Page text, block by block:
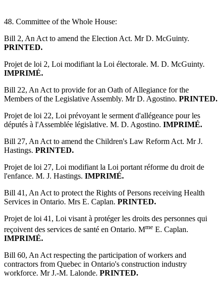
48. Committee of the Whole House:
Bill 2, An Act to amend the Election Act. Mr D. McGuinty.
PRINTED.
Projet de loi 2, Loi modifiant la Loi électorale. M. D. McGuinty.
IMPRIMÉ.
Bill 22, An Act to provide for an Oath of Allegiance for the
Members of the Legislative Assembly. Mr D. Agostino. PRINTED.
Projet de loi 22, Loi prévoyant le serment d'allégeance pour les
députés à l'Assemblée législative. M. D. Agostino. IMPRIMÉ.
Bill 27, An Act to amend the Children's Law Reform Act. Mr J.
Hastings. PRINTED.
Projet de loi 27, Loi modifiant la Loi portant réforme du droit de
l'enfance. M. J. Hastings. IMPRIMÉ.
Bill 41, An Act to protect the Rights of Persons receiving Health
Services in Ontario. Mrs E. Caplan. PRINTED.
Projet de loi 41, Loi visant à protéger les droits des personnes qui
reçoivent des services de santé en Ontario. Mme E. Caplan.
IMPRIMÉ.
Bill 60, An Act respecting the participation of workers and
contractors from Quebec in Ontario's construction industry
workforce. Mr J.-M. Lalonde. PRINTED.